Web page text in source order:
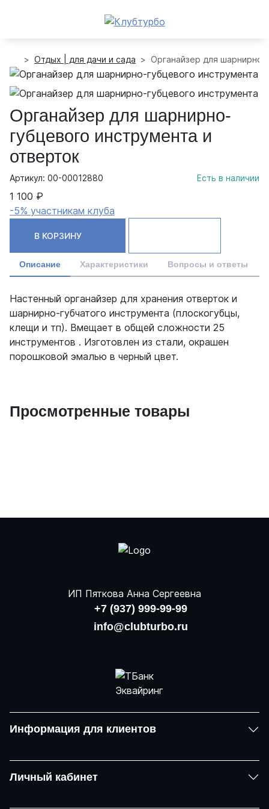
Отдых | для дачи и сада Органайзер для шарнирно-
Органайзер для шарнирно-
губцевого инструмента и
отверток
Артикул: 00-00012880 Есть в наличии
1 100 ₽
-5% участникам клуба
В КОРЗИНУ
Описание Характеристики Вопросы и ответы
Настенный органайзер для хранения отверток и
шарнирно-губчатого инструмента (плоскогубцы,
клещи и тп). Вмещает в общей сложности 25
инструментов . Изготовлен из стали, окрашен
порошковой эмалью в черный цвет.
Просмотренные товары
ИП Пяткова Анна Сергеевна
+7 (937) 999-99-99
info@clubturbo.ru
Информация для клиентов
Личный кабинет